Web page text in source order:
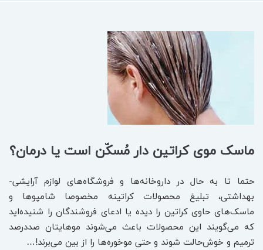
ماسک موی کراتین دار مُسکّن است یا درمان؟
حتما تا به حال در داروخانه‌ها و فروشگاه‌های لوازم آرایشی-
بهداشتی، تبلیغ محصولات کراتینه مخصوصا شامپوها و
ماسک‌های حاوی کراتین را دیده یا ادعای فروشندگان را شنیده‌اید
که می‌گویند این محصولات باعث می‌شوند موهایتان صددرصد
ترمیم و خوش‌حالت شوند و حتی موخوره‌ها را از بین می‌برند!…